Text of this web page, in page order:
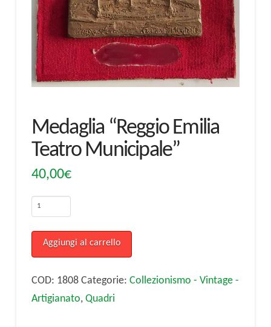
Medaglia “Reggio Emilia
Teatro Municipale”
40,00€
Medaglia
Emilia
Teatro
Municipale"
quantità
Aggiungi al carrello
COD: 1808 Categorie: Collezionismo - Vintage -
Artigianato, Quadri